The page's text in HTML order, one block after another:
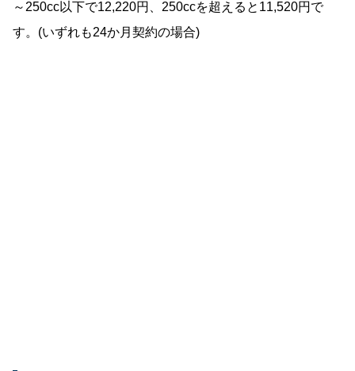
～250cc以下で12,220円、250ccを超えると11,520円で
す。(いずれも24か月契約の場合)